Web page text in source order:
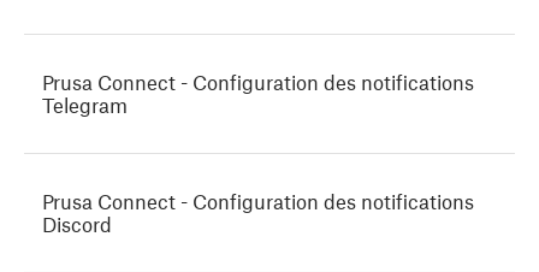
Prusa Connect - Configuration des notifications
Telegram
Prusa Connect - Configuration des notifications
Discord